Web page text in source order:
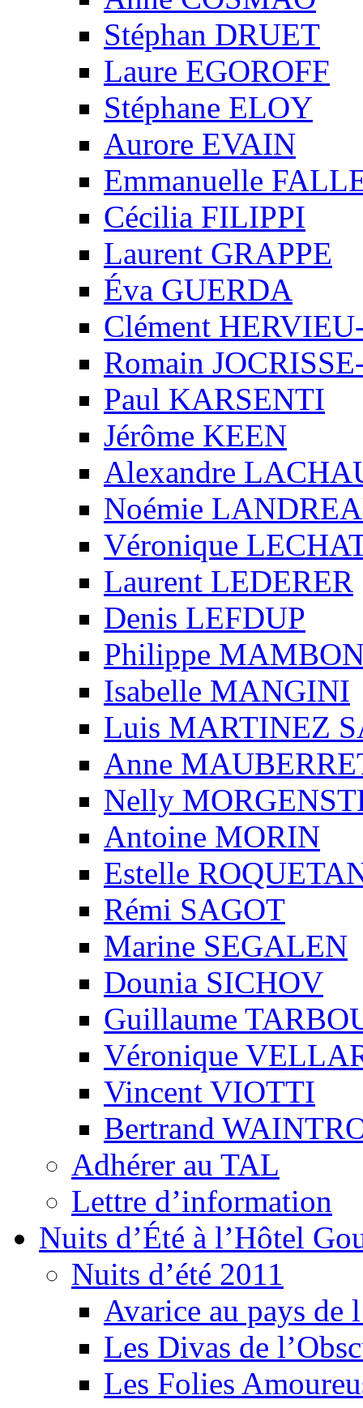
Stéphan DRUET
Laure EGOROFF
Stéphane ELOY
Aurore EVAIN
Emmanuelle
Cécilia FILIPPI
Laurent GRAPPE
Éva GUERDA
Clément
Romain
Paul KARSENTI
Jérôme KEEN
Alexandre
Noémie
Véronique
Laurent LEDERER
Denis LEFDUP
Philippe
Isabelle MANGINI
Luis MARTINEZ
Anne
Nelly
Antoine MORIN
Estelle
Rémi SAGOT
Marine SEGALEN
Dounia SICHOV
Guillaume
Véronique
Vincent VIOTTI
Bertrand
Adhérer au TAL
Lettre d’information
Nuits d’Été à l’Hôtel
Nuits d’été 2011
Avarice au pays de
Les Divas de
Les Folies